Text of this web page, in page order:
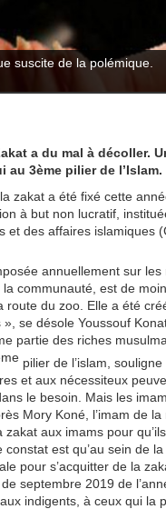
suscite de la polémique.
a du mal à décoller.
au 3ème pilier de l’Islam.
zakat a été fixé cette
à but non lucratif,
des affaires islamiques
annuellement sur
communauté, est de
du zoo. Elle a été
se désole Youssouf
partie des riches
pilier de l’islam,
et aux nécessiteux
le besoin. Mais les
Mory Koné, l’imam de
aux imams pour
constat est qu’au sein de
pour s’acquitter de la
septembre 2019 de
indigents, à ceux qui la